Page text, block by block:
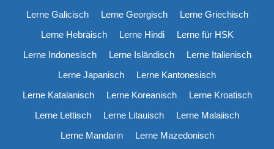
Lerne Galicisch
Lerne Georgisch
Lerne Griechisch
Lerne Hebräisch
Lerne Hindi
Lerne für HSK
Lerne Indonesisch
Lerne Isländisch
Lerne Italienisch
Lerne Japanisch
Lerne Kantonesisch
Lerne Katalanisch
Lerne Koreanisch
Lerne Kroatisch
Lerne Lettisch
Lerne Litauisch
Lerne Malaiisch
Lerne Mandarin
Lerne Mazedonisch